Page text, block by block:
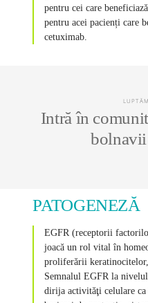
pentru cei care
pentru acei pacienți care
cetuximab.
Intră în
bolnavii
PATOGENEZĂ
EGFR (receptorii
joacă un rol vital în
proliferării
Semnalul EGFR la
dirija activităţi celulare